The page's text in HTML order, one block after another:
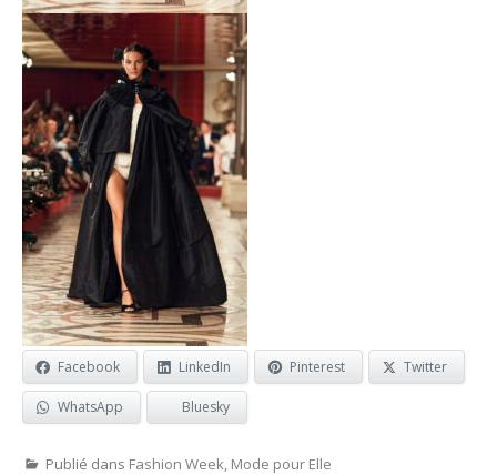
Facebook LinkedIn Pinterest Twitter
WhatsApp Bluesky
Publié dans Fashion Week, Mode pour Elle